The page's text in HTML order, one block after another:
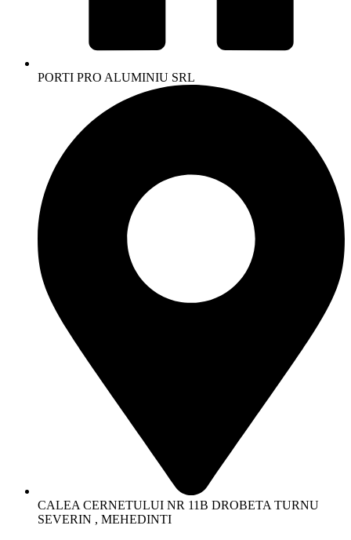
PORTI PRO ALUMINIU SRL
CALEA CERNETULUI NR 11B DROBETA TURNU
SEVERIN , MEHEDINTI